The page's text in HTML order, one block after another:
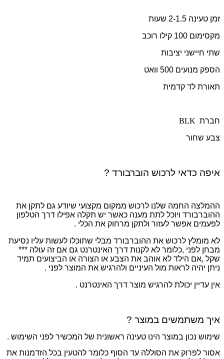
זמן טעינה 2-1.5 שעות
מקסימום 100 קילו רוכב
שתי חיישני יציבות
הספק מנועים 500 וואט
תאורת לד קדמית
חברת BLK
צבע שחור
איפה כדאי לרכוש הוברבורד ?
ההמלצה החמה שלנו לרכוש ממקום מקצועי שיודע גם לתקן את
ההוברבורד ויוכל לתת מענה כאשר יש תקלה אפילו דרך הטלפון
לפעמים אפשר לעזור ולתקן מרחוק את הכלי .
לא מומלץ לרכוש את ההוברבורד מבלי שתוכלו לעשות עליו נסיעת
מבחן לפני ,כלומר לא לקנות דרך האינטרנט גם אם זה עולה ***
שקל ,אם הילד לא אוהב את הצבע או הצורה או הביצועים תמיד
ניתן יהיה לראות מול העיניים ולהרגיש את המוצר לפני .
אין עדיין יכולת להרגיש מוצר דרך האינטרנט .
איך משתמשים במוצר ?
שימוש נכון במוצר הינו טעינה ראשונית של המכשיר לפני השימוש .
אסור לפרוק את הסוללה עד הסוף כלומר להטעין בכל הזדמנות את